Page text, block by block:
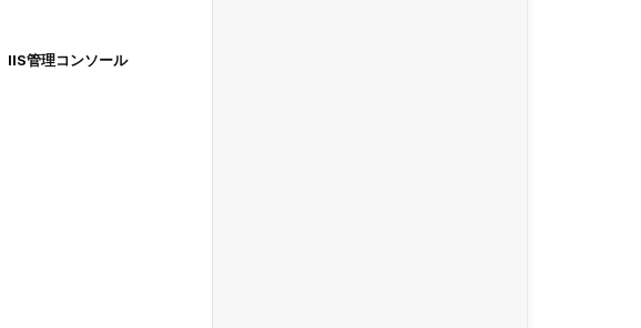
IIS管理コンソール